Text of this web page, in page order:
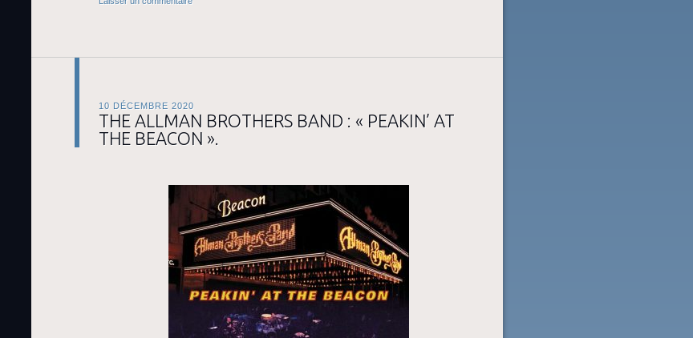
10 DÉCEMBRE 2020
THE ALLMAN BROTHERS BAND : « PEAKIN’ AT
THE BEACON ».